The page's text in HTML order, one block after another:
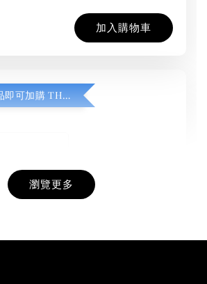
加入購物車
凡購買任一商品即可加購 THT 九週年紀念 T-shirt
瀏覽更多